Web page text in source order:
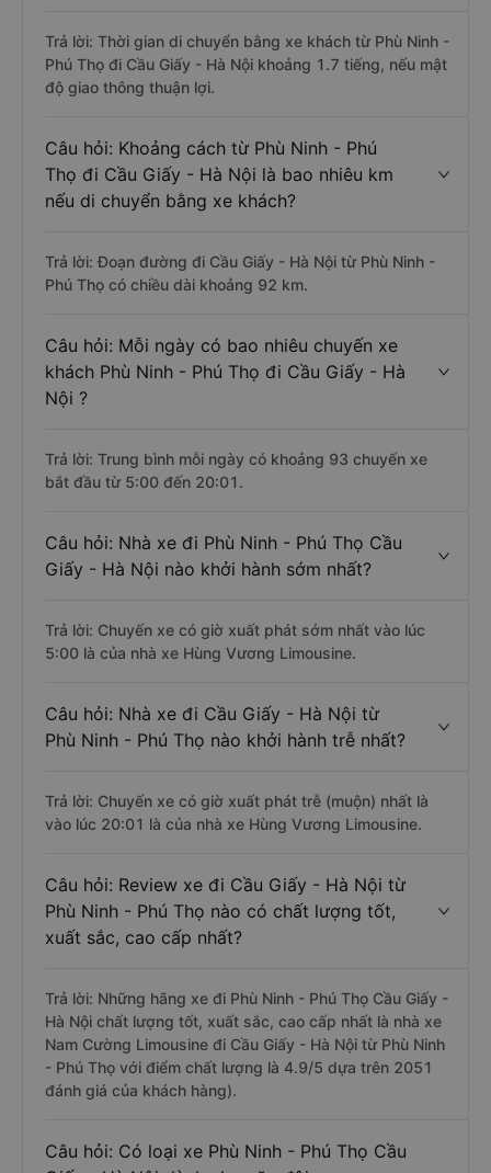
Trả lời: Thời gian di chuyển bằng xe khách từ Phù Ninh -
Phú Thọ đi Cầu Giấy - Hà Nội khoảng 1.7 tiếng, nếu mật
độ giao thông thuận lợi.
Câu hỏi: Khoảng cách từ Phù Ninh - Phú
Thọ đi Cầu Giấy - Hà Nội là bao nhiêu km
nếu di chuyển bằng xe khách?
Trả lời: Đoạn đường đi Cầu Giấy - Hà Nội từ Phù Ninh -
Phú Thọ có chiều dài khoảng 92 km.
Câu hỏi: Mỗi ngày có bao nhiêu chuyến xe
khách Phù Ninh - Phú Thọ đi Cầu Giấy - Hà
Nội ?
Trả lời: Trung bình mỗi ngày có khoảng 93 chuyến xe
bắt đầu từ 5:00 đến 20:01.
Câu hỏi: Nhà xe đi Phù Ninh - Phú Thọ Cầu
Giấy - Hà Nội nào khởi hành sớm nhất?
Trả lời: Chuyến xe có giờ xuất phát sớm nhất vào lúc
5:00 là của nhà xe Hùng Vương Limousine.
Câu hỏi: Nhà xe đi Cầu Giấy - Hà Nội từ
Phù Ninh - Phú Thọ nào khởi hành trễ nhất?
Trả lời: Chuyến xe có giờ xuất phát trễ (muộn) nhất là
vào lúc 20:01 là của nhà xe Hùng Vương Limousine.
Câu hỏi: Review xe đi Cầu Giấy - Hà Nội từ
Phù Ninh - Phú Thọ nào có chất lượng tốt,
xuất sắc, cao cấp nhất?
Trả lời: Những hãng xe đi Phù Ninh - Phú Thọ Cầu Giấy -
Hà Nội chất lượng tốt, xuất sắc, cao cấp nhất là nhà xe
Nam Cường Limousine đi Cầu Giấy - Hà Nội từ Phù Ninh
- Phú Thọ với điểm chất lượng là 4.9/5 dựa trên 2051
đánh giá của khách hàng).
Câu hỏi: Có loại xe Phù Ninh - Phú Thọ Cầu